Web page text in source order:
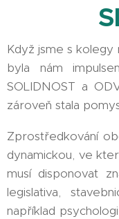
Když jsme s kolegy
byla nám
SOLIDNOST a
zároveň stala
Zprostředkování
dynamickou, ve
musí disponovat
legislativa,
například